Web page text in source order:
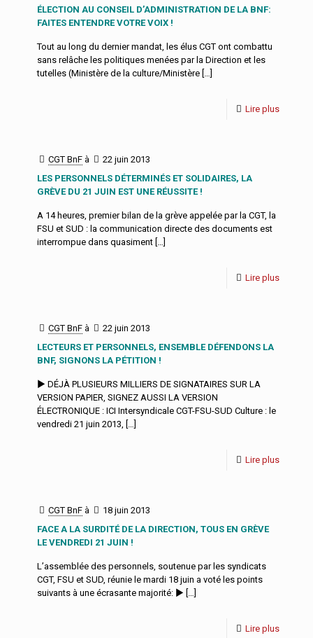
ÉLECTION AU CONSEIL D’ADMINISTRATION DE LA BNF:
FAITES ENTENDRE VOTRE VOIX !
Tout au long du dernier mandat, les élus CGT ont combattu
sans relâche les politiques menées par la Direction et les
tutelles (Ministère de la culture/Ministère […]
Lire plus
CGT BnF à
22 juin 2013
LES PERSONNELS DÉTERMINÉS ET SOLIDAIRES, LA
GRÈVE DU 21 JUIN EST UNE RÉUSSITE !
A 14 heures, premier bilan de la grève appelée par la CGT, la
FSU et SUD : la communication directe des documents est
interrompue dans quasiment […]
Lire plus
CGT BnF à
22 juin 2013
LECTEURS ET PERSONNELS, ENSEMBLE DÉFENDONS LA
BNF, SIGNONS LA PÉTITION !
► DÉJÀ PLUSIEURS MILLIERS DE SIGNATAIRES SUR LA
VERSION PAPIER, SIGNEZ AUSSI LA VERSION
ÉLECTRONIQUE : ICI Intersyndicale CGT-FSU-SUD Culture : le
vendredi 21 juin 2013, […]
Lire plus
CGT BnF à
18 juin 2013
FACE A LA SURDITÉ DE LA DIRECTION, TOUS EN GRÈVE
LE VENDREDI 21 JUIN !
L’assemblée des personnels, soutenue par les syndicats
CGT, FSU et SUD, réunie le mardi 18 juin a voté les points
suivants à une écrasante majorité: ► […]
Lire plus